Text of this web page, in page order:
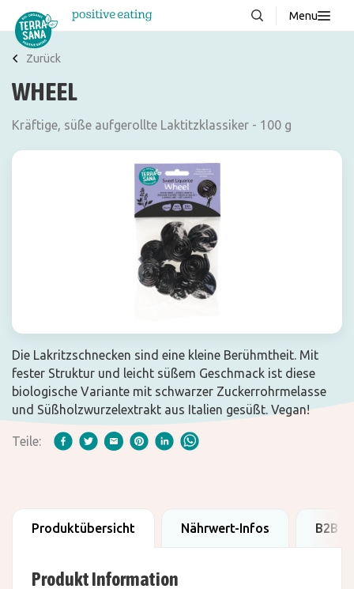
Menu
Über uns
Wissenswertes
Zurück
WHEEL
Kräftige, süße aufgerollte Laktitzklassiker - 100 g
Die Lakritzschnecken sind eine kleine Berühmtheit. Mit
fester Struktur und leicht süßem Geschmack ist diese
biologische Variante mit schwarzer Zuckerrohrmelasse
und Süßholzwurzelextrakt aus Italien gesüßt. Vegan!
Teile:
Produktübersicht Nährwert-Infos B2B
Produkt Information